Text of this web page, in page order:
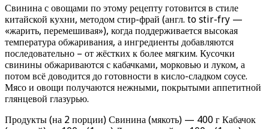
Свинина с овощами по этому рецепту готовится в стиле
китайской кухни, методом стир-фрай (англ. to stir-fry —
«жарить, перемешивая»), когда поддерживается высокая
температура обжаривания, а ингредиенты добавляются
последовательно – от жёстких к более мягким. Кусочки
свинины обжариваются с кабачками, морковью и луком, а
потом всё доводится до готовности в кисло-сладком соусе.
Мясо и овощи получаются нежными, покрытыми аппетитной
глянцевой глазурью.
Продукты (на 2 порции) Свинина (мякоть) — 400 г Кабачок